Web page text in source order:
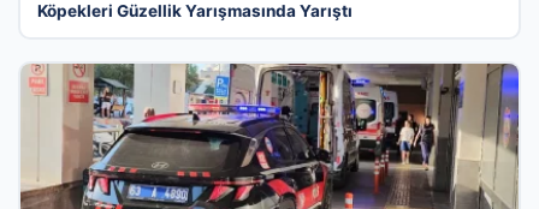
Köpekleri Güzellik Yarışmasında Yarıştı